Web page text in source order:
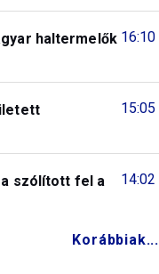
16:10
haltermelők
15:05
14:02
szólított fel a
Korábbiak...